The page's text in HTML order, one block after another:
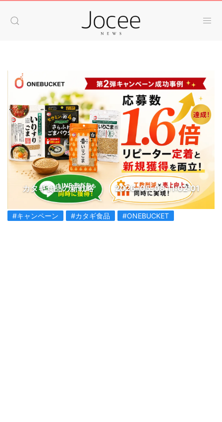
カタギ食品の新戦略 2026-05-08 11:02:01
#キャンペーン #カタギ食品 #ONEBUCKET